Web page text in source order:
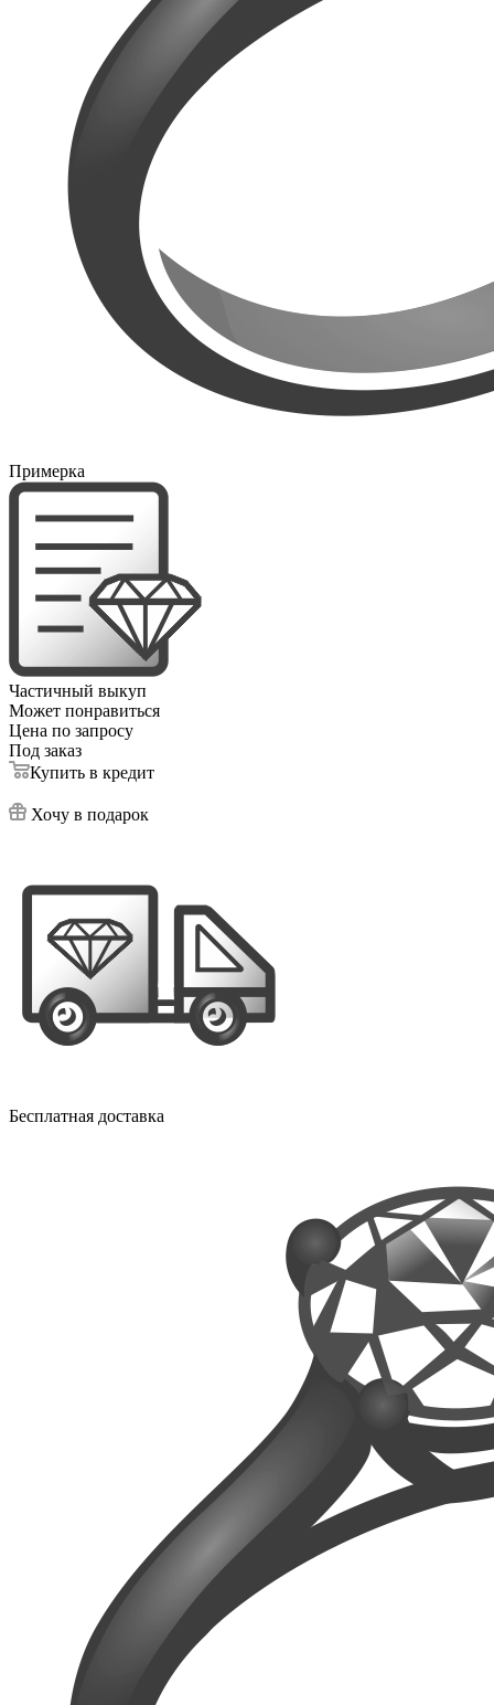
Примерка
Частичный выкуп
Может понравиться
Цена по запросу
Под заказ
Купить в кредит
Хочу в подарок
Бесплатная доставка